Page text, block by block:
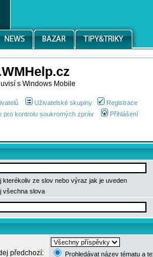
s Windows Mobile
Uživatelské skupiny
Registrace
pro kontrolu soukromých zpráv Přihlášení
kterékoliv ze slov nebo výraz jak je uveden
všechna slova
předchozí:
Prohledávat název tématu a